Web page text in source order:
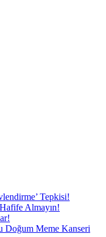
Tepkisi!
Almayın!
Doğum Meme Kanseri